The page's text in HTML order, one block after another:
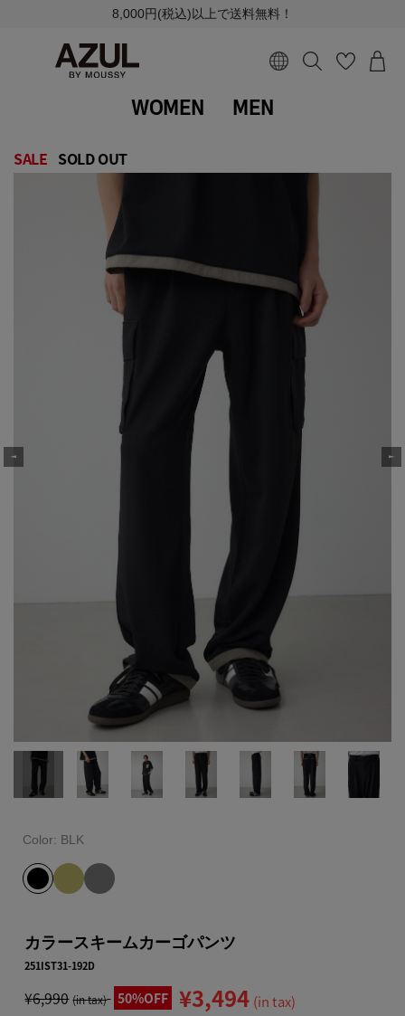
8,000円(税込)以上で送料無料！
WOMEN MEN
SALE SOLD OUT
Color: BLK
カラースキームカーゴパンツ
251IST31-192D
¥6,990 (in tax) 50%OFF ¥3,494 (in tax)